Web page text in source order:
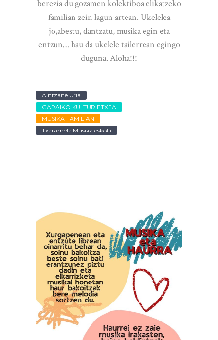
berezia du gozamen kolektiboa elikatzeko
familian zein lagun artean. Ukelelea
jo,abestu, dantzatu, musika egin eta
entzun… hau da ukelele tailerrean egingo
duguna. Aloha!!!
Aintzane Uria
GARAIKO KULTUR ETXEA
MUSIKA FAMILIAN
Txaramela Musika eskola